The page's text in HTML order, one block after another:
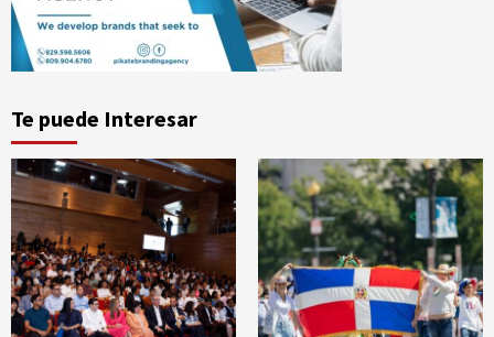
Te puede Interesar